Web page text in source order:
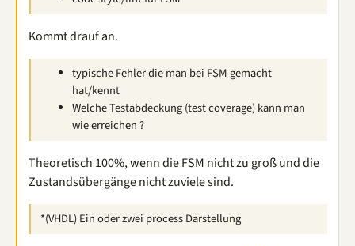
Kommt drauf an.
typische Fehler die man bei FSM gemacht
hat/kennt
Welche Testabdeckung (test coverage) kann man
wie erreichen ?
Theoretisch 100%, wenn die FSM nicht zu groß und die
Zustandsübergänge nicht zuviele sind.
*(VHDL) Ein oder zwei process Darstellung